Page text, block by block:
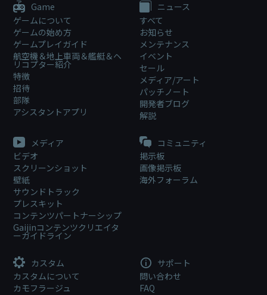
Game
ゲームについて
ゲームの始め方
ゲームプレイガイド
航空機＆地上車両＆艦艇＆ヘ
リコプター紹介
特徴
招待
部隊
アシスタントアプリ
ニュース
すべて
お知らせ
メンテナンス
イベント
セール
メディア/アート
パッチノート
開発者ブログ
解説
メディア
ビデオ
スクリーンショット
壁紙
サウンドトラック
プレスキット
コンテンツパートナーシップ
Gaijinコンテンツクリエイタ
ーガイドライン
コミュニティ
掲示板
画像掲示板
海外フォーラム
カスタム
カスタムについて
カモフラージュ
サポート
問い合わせ
FAQ